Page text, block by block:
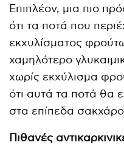
Επιπλέον, μια πιο
ότι τα ποτά που
εκχυλίσματος
χαμηλότερο
χωρίς εκχύλισμα
ότι αυτά τα ποτά θα
στα επίπεδα
Πιθανές